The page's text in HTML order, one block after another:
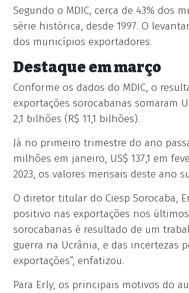
Segundo o MDIC, cerca de 43% dos
série histórica, desde 1997. O
dos municípios exportadores.
Destaque em março
Conforme os dados do MDIC, o
exportações sorocabanas somaram
2,1 bilhões (R$ 11,1 bilhões).
Já no primeiro trimestre do ano
milhões em janeiro, US$ 137,1 em
2023, os valores mensais deste ano
O diretor titular do Ciesp Sorocaba,
positivo nas exportações nos
sorocabanas é resultado de um
guerra na Ucrânia, e das incertezas
exportações”, enfatizou.
Para Erly, os principais motivos do